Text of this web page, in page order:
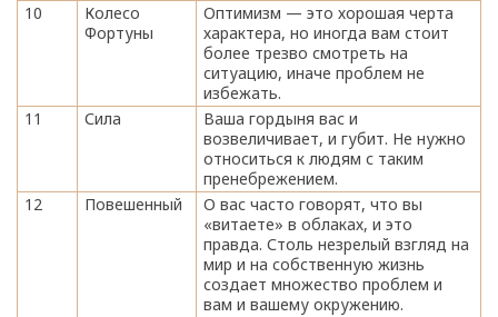
10
Колесо
Фортуны
Оптимизм — это хорошая черта
характера, но иногда вам стоит
более трезво смотреть на
ситуацию, иначе проблем не
избежать.
11
Сила
Ваша гордыня вас и
возвеличивает, и губит. Не нужно
относиться к людям с таким
пренебрежением.
12
Повешенный
О вас часто говорят, что вы
«витаете» в облаках, и это
правда. Столь незрелый взгляд на
мир и на собственную жизнь
создает множество проблем и
вам и вашему окружению.